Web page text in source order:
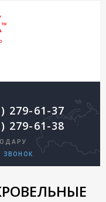
279-61-37
279-61-38
ЗВОНОК